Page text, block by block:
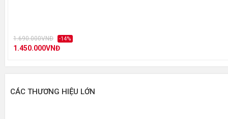
1.690.000VNĐ -14%
1.450.000VNĐ
CÁC THƯƠNG HIỆU LỚN